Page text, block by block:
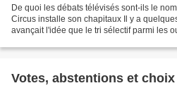
De quoi les débats télévisés sont-ils le
Circus installe son chapitaux Il y a
avançait l'idée que le tri sélectif parmi les
Votes, abstentions et